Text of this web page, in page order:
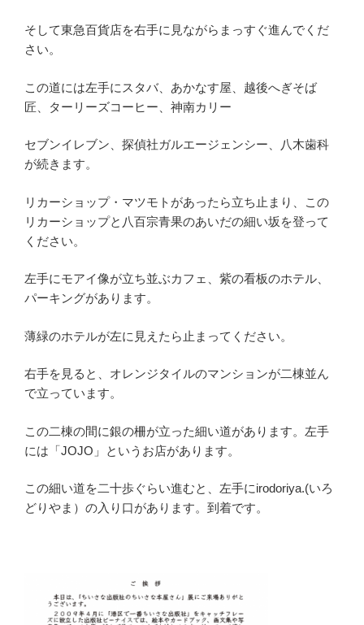
そして東急百貨店を右手に見ながらまっすぐ進んでくだ
さい。
この道には左手にスタバ、あかなす屋、越後へぎそば
匠、ターリーズコーヒー、神南カリー
セブンイレブン、探偵社ガルエージェンシー、八木歯科
が続きます。
リカーショップ・マツモトがあったら立ち止まり、この
リカーショップと八百宗青果のあいだの細い坂を登って
ください。
左手にモアイ像が立ち並ぶカフェ、紫の看板のホテル、
パーキングがあります。
薄緑のホテルが左に見えたら止まってください。
右手を見ると、オレンジタイルのマンションが二棟並ん
で立っています。
この二棟の間に銀の柵が立った細い道があります。左手
には「JOJO」というお店があります。
この細い道を二十歩ぐらい進むと、左手にirodoriya.(いろ
どりやま）の入り口があります。到着です。